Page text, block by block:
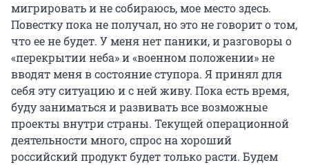
мигрировать и не собираюсь, мое место здесь.
Повестку пока не получал, но это не говорит о том,
что ее не будет. У меня нет паники, и разговоры о
«перекрытии неба» и «военном положении» не
вводят меня в состояние ступора. Я принял для
себя эту ситуацию и с ней живу. Пока есть время,
буду заниматься и развивать все возможные
проекты внутри страны. Текущей операционной
деятельности много, спрос на хороший
российский продукт будет только расти. Будем